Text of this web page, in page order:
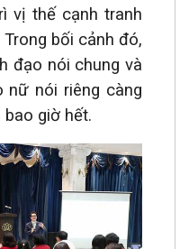
vị thế cạnh tranh
bối cảnh đó,
đạo nói chung và
nữ nói riêng càng
giờ hết.